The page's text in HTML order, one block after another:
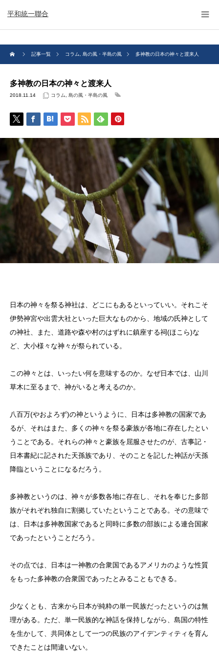
平和統一聯合
記事一覧 コラム 島の風・半島の風 多神教の日本の神々と渡来人
多神教の日本の神々と渡来人
2018.11.14 コラム 島の風・半島の風
日本の神々を祭る神社は、どこにもあるといっていい。それこそ
伊勢神宮や出雲大社といった巨大なものから、地域の氏神として
の神社、また、道路や森や村のはずれに鎮座する祠(ほこら)な
ど、大小様々な神々が祭られている。
この神々とは、いったい何を意味するのか。なぜ日本では、山川
草木に至るまで、神がいると考えるのか。
八百万(やおよろず)の神というように、日本は多神教の国家であ
るが、それはまた、多くの神々を祭る豪族が各地に存在したとい
うことである。それらの神々と豪族を屈服させたのが、古事記・
日本書紀に記された天孫族であり、そのことを記した神話が天孫
降臨ということになるだろう。
多神教というのは、神々が多数各地に存在し、それを奉じた多部
族がそれぞれ独自に割拠していたということである。その意味で
は、日本は多神教国家であると同時に多数の部族による連合国家
であったということだろう。
その点では、日本は一神教の合衆国であるアメリカのような性質
をもった多神教の合衆国であったとみることもできる。
少なくとも、古来から日本が純粋の単一民族だったというのは無
理がある。ただ、単一民族的な神話を保持しながら、島国の特性
を生かして、共同体として一つの民族のアイデンティティを育ん
できたことは間違いない。